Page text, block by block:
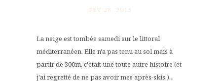
FÉV 28. 2013
La neige est tombée samedi sur le littoral
méditerranéen. Elle n'a pas tenu au sol mais à
partir de 300m, c'était une toute autre histoire (et
j'ai regretté de ne pas avoir mes après-skis )...